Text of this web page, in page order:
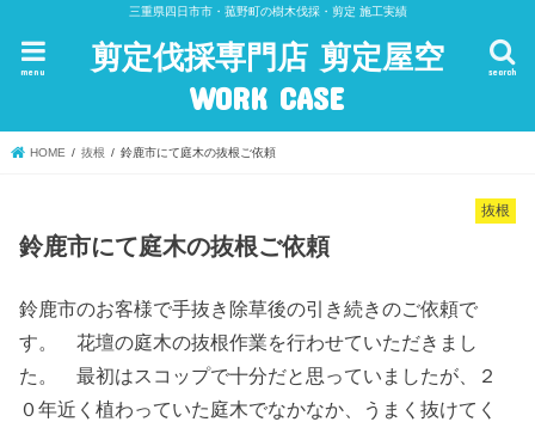
三重県四日市市・菰野町の樹木伐採・剪定 施工実績
剪定伐採専門店 剪定屋空
WORK CASE
search
menu
HOME 抜根 鈴鹿市にて庭木の抜根ご依頼
抜根
鈴鹿市にて庭木の抜根ご依頼
鈴鹿市のお客様で手抜き除草後の引き続きのご依頼で
す。 花壇の庭木の抜根作業を行わせていただきまし
た。 最初はスコップで十分だと思っていましたが、２
０年近く植わっていた庭木でなかなか、うまく抜けてく